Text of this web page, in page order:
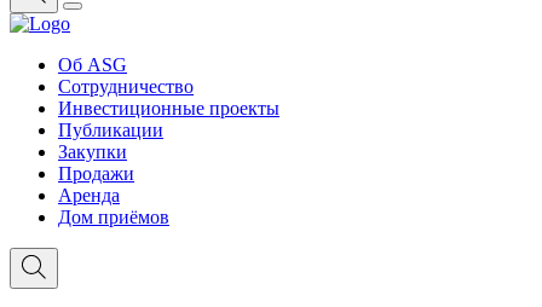
Об ASG
Сотрудничество
Инвестиционные проекты
Публикации
Закупки
Продажи
Аренда
Дом приёмов